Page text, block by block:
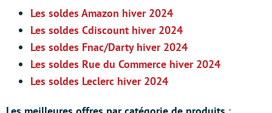
Les soldes Amazon hiver 2024
Les soldes Cdiscount hiver 2024
Les soldes Fnac/Darty hiver 2024
Les soldes Rue du Commerce hiver 2024
Les soldes Leclerc hiver 2024